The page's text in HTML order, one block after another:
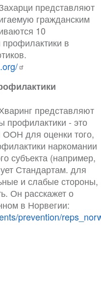
представляют
гражданским
10
в
представляют
профилактики - это
для оценки того,
наркомании
субъекта (например,
Стандартам. для
и слабые стороны,
Он расскажет о
в Норвегии:
prevention/